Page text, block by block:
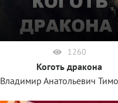
1260
Коготь дракона
Владимир Анатольевич